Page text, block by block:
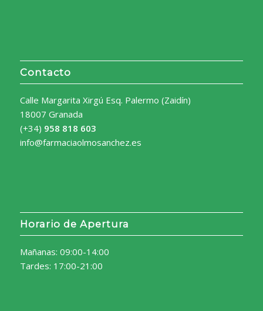
Contacto
Calle Margarita Xirgú Esq. Palermo (Zaidín)
18007 Granada
(+34) 958 818 603
info@farmaciaolmosanchez.es
Horario de Apertura
Mañanas: 09:00-14:00
Tardes: 17:00-21:00